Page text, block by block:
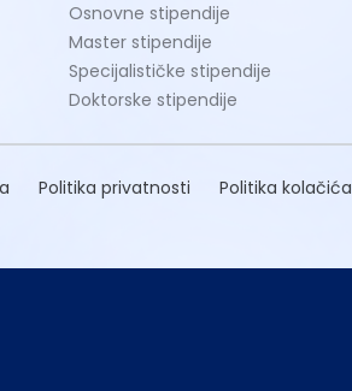
Osnovne stipendije
Master stipendije
Specijalističke stipendije
Doktorske stipendije
Politika privatnosti Politika kolačića